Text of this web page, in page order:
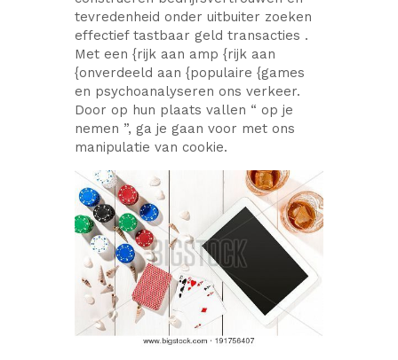
tevredenheid onder uitbuiter zoeken
effectief tastbaar geld transacties .
Met een {rijk aan amp {rijk aan
{onverdeeld aan {populaire {games
en psychoanalyseren ons verkeer.
Door op hun plaats vallen “ op je
nemen ”, ga je gaan voor met ons
manipulatie van cookie.